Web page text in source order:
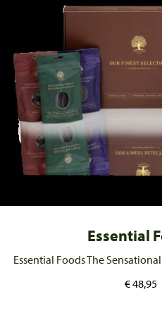
Essential
Essential Foods The
€48,95